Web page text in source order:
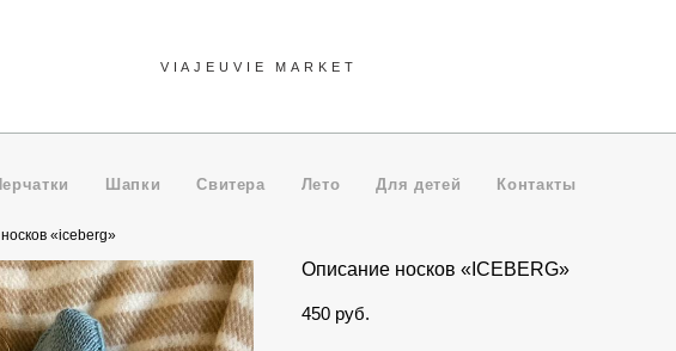
VIAJEUVIE MARKET
VIAJEUVIE MARKET
Шапки Свитера Лето Для детей Контакты
«iceberg»
Описание носков «ICEBERG»
450 pуб.